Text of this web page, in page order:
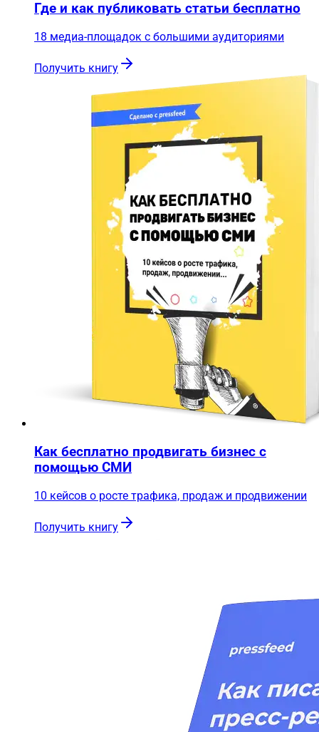
Где и как публиковать статьи бесплатно
18 медиа-площадок с большими аудиториями
Получить книгу
Как бесплатно продвигать бизнес с
помощью СМИ
10 кейсов о росте трафика, продаж и продвижении
Получить книгу